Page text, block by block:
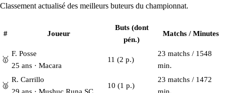
Classement actualisé des meilleurs buteurs du championnat.
# Joueur
Buts (dont
pén.)
Matchs / Minutes
🥇
F. Posse
25 ans · Macara
11 (2 p.)
23 matchs / 1548
min.
🥈
R. Carrillo
29 ans · Mushuc Runa SC
10 (1 p.)
23 matchs / 1472
min.